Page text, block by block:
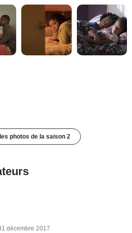
photos de la saison 2
décembre 2017